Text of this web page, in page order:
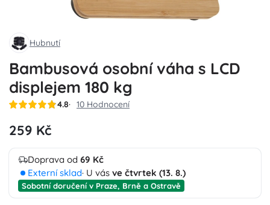
Hubnutí
Bambusová osobní váha s LCD
displejem 180 kg
4.8 10 Hodnocení
259 Kč
Doprava od 69 Kč
Externí sklad· U vás ve čtvrtek (13. 8.)
Sobotní doručení v Praze, Brně a Ostravě